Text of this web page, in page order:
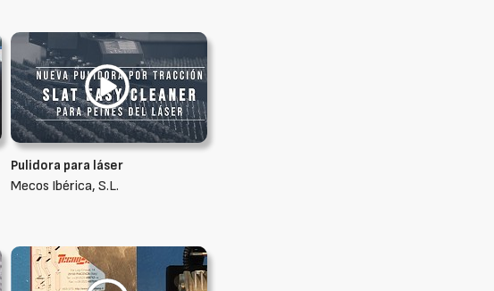
Pulidora para láser
Mecos Ibérica, S.L.